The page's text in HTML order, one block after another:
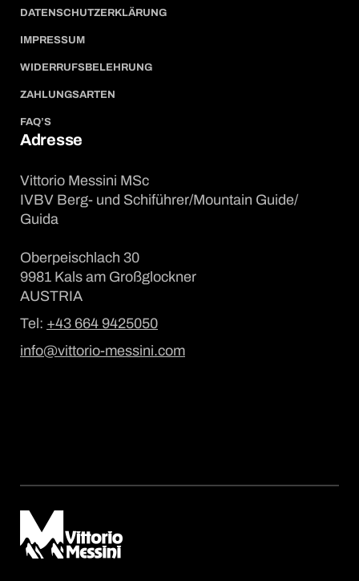
DATENSCHUTZERKLÄRUNG
IMPRESSUM
WIDERRUFSBELEHRUNG
ZAHLUNGSARTEN
FAQ’S
Adresse
Vittorio Messini MSc
IVBV Berg- und Schiführer/Mountain Guide/
Guida
Oberpeischlach 30
9981 Kals am Großglockner
AUSTRIA
Tel: +43 664 9425050
info@vittorio-messini.com